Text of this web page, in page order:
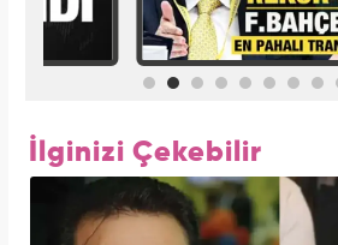
İlginizi Çekebilir